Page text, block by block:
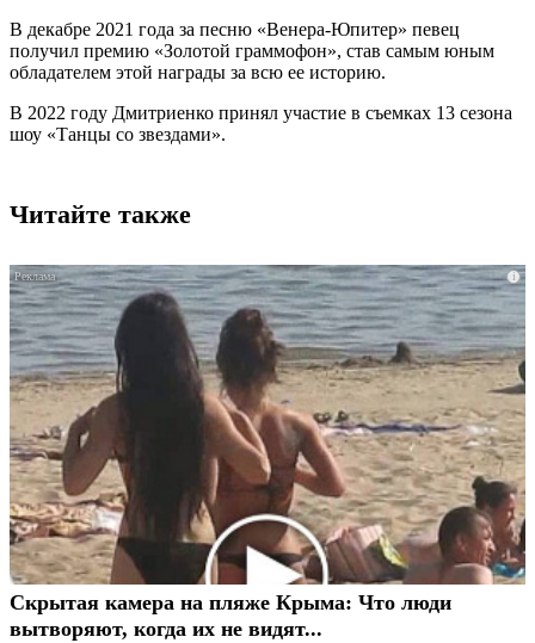
В декабре 2021 года за песню «Венера-Юпитер» певец
получил премию «Золотой граммофон», став самым юным
обладателем этой награды за всю ее историю.
В 2022 году Дмитриенко принял участие в съемках 13 сезона
шоу «Танцы со звездами».
Читайте также
i
Скрытая камера на пляже Крыма: Что люди
вытворяют, когда их не видят...